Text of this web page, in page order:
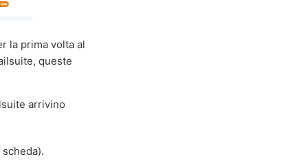
la prima volta al
queste
arrivino